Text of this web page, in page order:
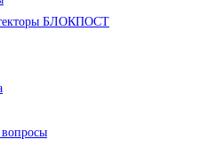
БЛОКПОСТ
вопросы